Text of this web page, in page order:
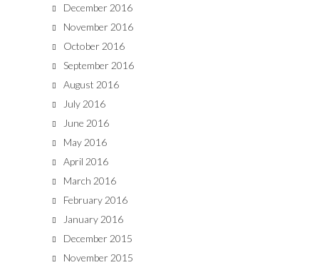
December 2016
November 2016
October 2016
September 2016
August 2016
July 2016
June 2016
May 2016
April 2016
March 2016
February 2016
January 2016
December 2015
November 2015